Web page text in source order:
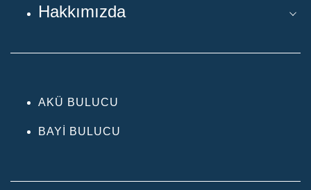
Hakkımızda
AKÜ BULUCU
BAYI BULUCU